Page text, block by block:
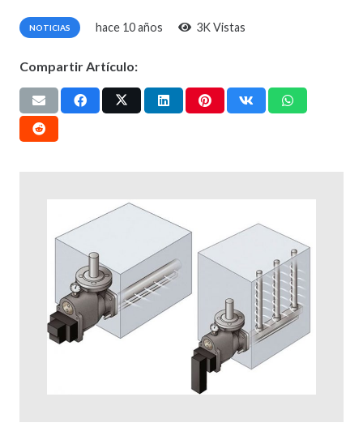
NOTICIAS hace 10 años 3KVistas
Compartir Artículo: